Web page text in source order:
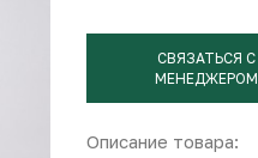
СВЯЗАТЬСЯ С
МЕНЕДЖЕРОМ
Описание товара: